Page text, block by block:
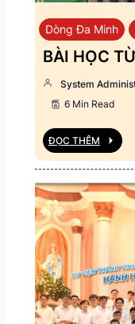
Dòng Đa Minh
BÀI HỌC
System
6 Min Read
ĐỌC THÊM